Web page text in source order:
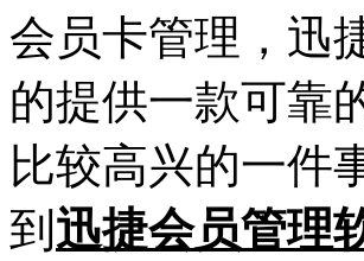
会员卡管理 ， 迅
的提供一款可靠
比较高兴的一件
到 迅捷会员管理